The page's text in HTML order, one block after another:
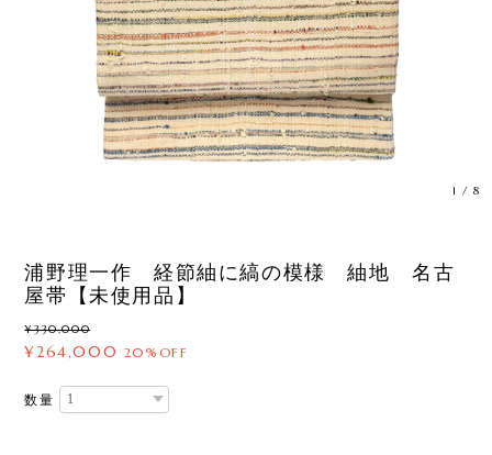
1 /8
浦野理一作 経節紬に縞の模様 紬地 名古
屋帯【未使用品】
¥330,000
¥264,000 20%OFF
数量